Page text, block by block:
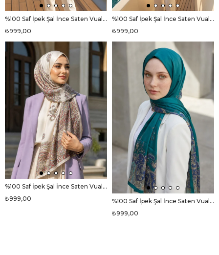
%100 Saf İpek Şal İnce Saten Vual Dokuma Etnik Desenli Pudra - Gül Kurusu Renkli 90x210 Şal
₺999,00
%100 Saf İpek Şal İnce Saten Vual Dokuma V Logo Desenli Haki Renkli 90x210 Şal
₺999,00
%100 Saf İpek Şal İnce Saten Vual Dokuma Etnik Desenli Krem Renkli 90x210 Şal
₺999,00
%100 Saf İpek Şal İnce Saten Vual Dokuma Etnik Desenli Petrol Yeşili Renkli 90x210 Şal
₺999,00